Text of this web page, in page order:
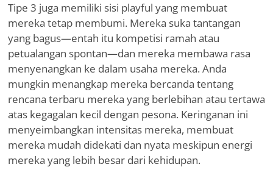
Tipe 3 juga memiliki sisi playful yang membuat
mereka tetap membumi. Mereka suka tantangan
yang bagus—entah itu kompetisi ramah atau
petualangan spontan—dan mereka membawa rasa
menyenangkan ke dalam usaha mereka. Anda
mungkin menangkap mereka bercanda tentang
rencana terbaru mereka yang berlebihan atau tertawa
atas kegagalan kecil dengan pesona. Keringanan ini
menyeimbangkan intensitas mereka, membuat
mereka mudah didekati dan nyata meskipun energi
mereka yang lebih besar dari kehidupan.